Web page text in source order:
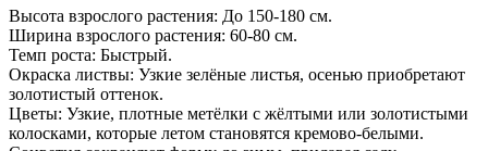
Высота взрослого растения: До 150-180 см.
Ширина взрослого растения: 60-80 см.
Темп роста: Быстрый.
Окраска листвы: Узкие зелёные листья, осенью приобретают
золотистый оттенок.
Цветы: Узкие, плотные метёлки с жёлтыми или золотистыми
колосками, которые летом становятся кремово-белыми.